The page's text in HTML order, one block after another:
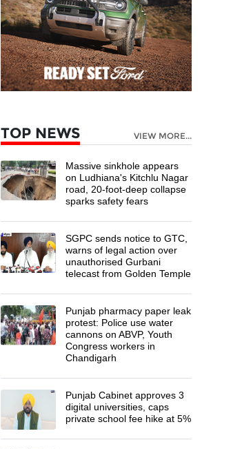
TOP NEWS VIEW MORE...
Massive sinkhole appears
on Ludhiana's Kitchlu Nagar
road, 20-foot-deep collapse
sparks safety fears
SGPC sends notice to GTC,
warns of legal action over
unauthorised Gurbani
telecast from Golden Temple
Punjab pharmacy paper leak
protest: Police use water
cannons on ABVP, Youth
Congress workers in
Chandigarh
Punjab Cabinet approves 3
digital universities, caps
private school fee hike at 5%